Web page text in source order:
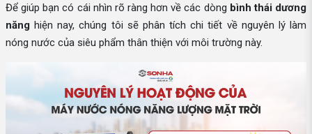
Để giúp bạn có cái nhìn rõ ràng hơn về các dòng bình thái dương
năng hiện nay, chúng tôi sẽ phân tích chi tiết về nguyên lý làm
nóng nước của siêu phẩm thân thiện với môi trường này.